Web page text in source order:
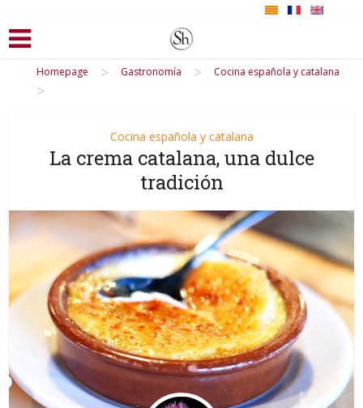
Homepage > Gastronomía > Cocina española y catalana
>
Cocina española y catalana
La crema catalana, una dulce
tradición